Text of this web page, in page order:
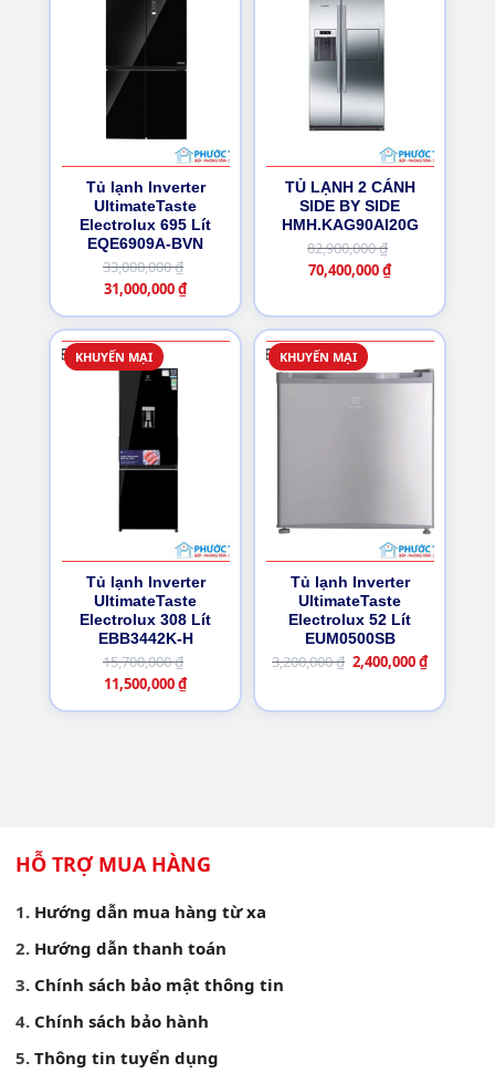
Tủ lạnh Inverter
UltimateTaste
Electrolux 695 Lít
EQE6909A-BVN
33,000,000₫
Giá
là:
33,000,000 ₫.
31,000,000₫Giá
tại
TỦ LẠNH 2 CÁNH
SIDE BY SIDE
HMH.KAG90AI20G
82,900,000₫
Giá
là:
82,900,000 ₫.
70,400,000₫Giá
tại
là:
KHUYẾN MẠI
Tủ lạnh Inverter
UltimateTaste
Electrolux 308 Lít
EBB3442K-H
15,700,000₫
Giá
11,500,000₫Giá
KHUYẾN MẠI
Tủ lạnh Inverter
UltimateTaste
Electrolux 52 Lít
EUM0500SB
3,200,000₫ Giá
2,400,000₫Giá
tại
HỖ TRỢ MUA HÀNG
Hướng dẫn mua hàng từ xa
Hướng dẫn thanh toán
Chính sách bảo mật thông tin
Chính sách bảo hành
Thông tin tuyển dụng